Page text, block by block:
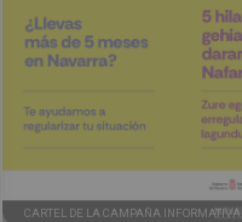
CARTEL DE LA CAMPAÑA INFORMATIVA.